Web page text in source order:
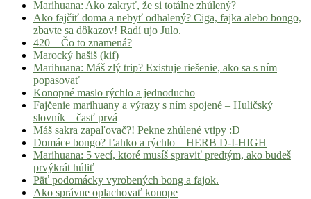
Marihuana: Ako zakryť, že si totálne zhúlený?
Ako fajčiť doma a nebyť odhalený? Ciga, fajka alebo bongo,
zbavte sa dôkazov! Radí ujo Julo.
420 – Čo to znamená?
Marocký hašiš (kif)
Marihuana: Máš zlý trip? Existuje riešenie, ako sa s ním
popasovať
Konopné maslo rýchlo a jednoducho
Fajčenie marihuany a výrazy s ním spojené – Huličský
slovník – časť prvá
Máš sakra zapaľovač?! Pekne zhúlené vtipy :D
Domáce bongo? Ľahko a rýchlo – HERB D-I-HIGH
Marihuana: 5 vecí, ktoré musíš spraviť predtým, ako budeš
prvýkrát húliť
Päť podomácky vyrobených bong a fajok.
Ako správne oplachovať konope